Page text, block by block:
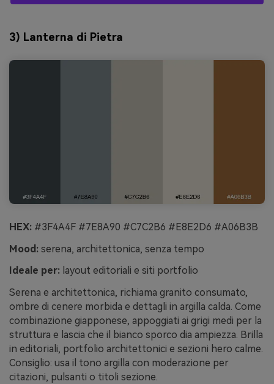
3) Lanterna di Pietra
HEX: #3F4A4F #7E8A90 #C7C2B6 #E8E2D6 #A06B3B
Mood: serena, architettonica, senza tempo
Ideale per: layout editoriali e siti portfolio
Serena e architettonica, richiama granito consumato,
ombre di cenere morbida e dettagli in argilla calda. Come
combinazione giapponese, appoggiati ai grigi medi per la
struttura e lascia che il bianco sporco dia ampiezza. Brilla
in editoriali, portfolio architettonici e sezioni hero calme.
Consiglio: usa il tono argilla con moderazione per
citazioni, pulsanti o titoli sezione.